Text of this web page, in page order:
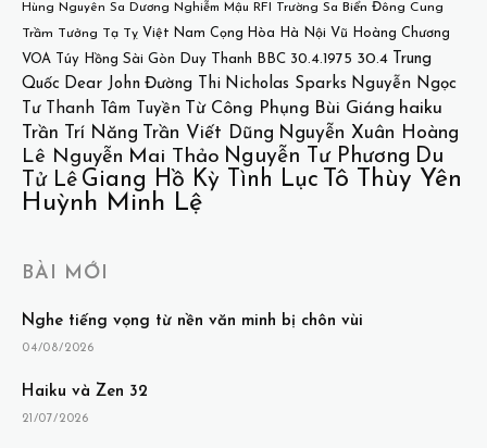
Hùng Nguyên Sa Dương Nghiễm Mậu RFI Trường Sa Biển Đông Cung
Trầm Tưởng Tạ Tỵ Việt Nam Cọng Hòa Hà Nội Vũ Hoàng Chương
VOA
Túy Hồng Sài Gòn Duy Thanh BBC 30.4.1975 30.4
Trung
Quốc Dear John Đường Thi Nicholas Sparks Nguyễn Ngọc
Tư
Thanh Tâm Tuyền Từ Công Phụng Bùi Giáng haiku
Trần Trí Năng
Trần Viết Dũng Nguyễn Xuân Hoàng
Lê Nguyễn Mai Thảo Nguyễn Tư Phương Du
Tử Lê Giang Hồ Kỳ Tình Lục Tô Thùy Yên
Huỳnh Minh Lệ
BÀI MỚI
Nghe tiếng vọng từ nền văn minh bị chôn vùi
04/08/2026
Haiku và Zen 32
21/07/2026